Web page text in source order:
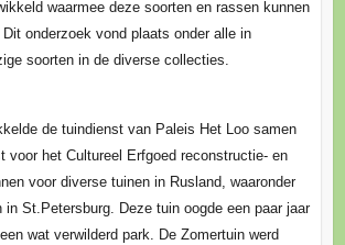
waarmee deze soorten en rassen kunnen
onderzoek vond plaats onder alle in
soorten in de diverse collecties.
de tuindienst van Paleis Het Loo samen
voor het Cultureel Erfgoed reconstructie- en
voor diverse tuinen in Rusland, waaronder
in St.Petersburg. Deze tuin oogde een paar jaar
wat verwilderd park. De Zomertuin werd